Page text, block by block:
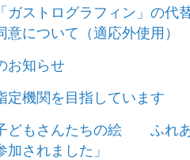
ガストログラフィン」の代
意について（適応外使用）
お知らせ
定機関を目指しています
どもさんたちの絵 ふれ
されました」